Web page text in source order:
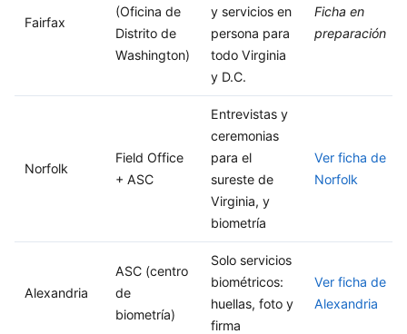
Fairfax
(Oficina de
Distrito de
Washington)
y servicios en
persona para
todo Virginia
y D.C.
Ficha en
preparación
Norfolk
Field Office
+ ASC
Entrevistas y
ceremonias
para el
sureste de
Virginia, y
biometría
Ver ficha de
Norfolk
Alexandria
ASC (centro
de
biometría)
Solo servicios
biométricos:
huellas, foto y
firma
Ver ficha de
Alexandria